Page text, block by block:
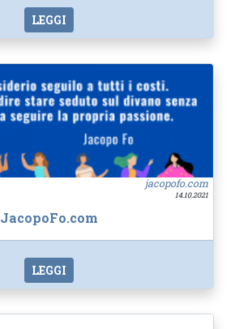
LEGGI
jacopofo.com
14.10.2021
JacopoFo.com
LEGGI